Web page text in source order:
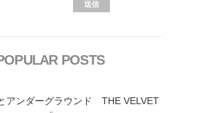
POSTS
アンダーグラウンド THE VELVET